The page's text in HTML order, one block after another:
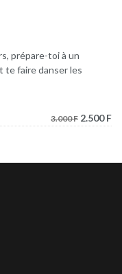
prépare-toi à un
te faire danser les
3.000 F 2.500 F